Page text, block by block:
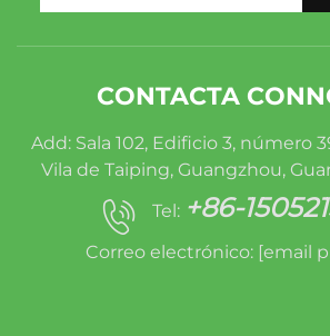
CONTACTA
Add: Sala 102, Edificio 3, número
Vila de Taiping, Guangzhou,
Tel: +86-
Correo electrónico: [email